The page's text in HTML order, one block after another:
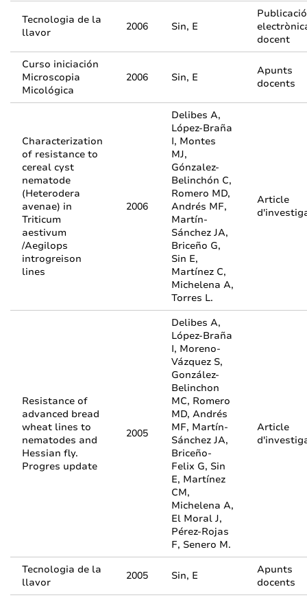
Tecnologia de la
llavor
2006 Sin, E
Publicació
docent
Curso iniciación
Microscopia
Micológica
2006 Sin, E
Apunts
docents
Characterization
of resistance to
cereal cyst
nematode
(Heterodera
avenae) in
Triticum
aestivum
/Aegilops
introgreison
lines
2006
Delibes A,
López-Braña
I, Montes
MJ,
Gónzalez-
Belinchón C,
Romero MD,
Andrés MF,
Martín-
Sánchez JA,
Briceño G,
Sin E,
Martínez C,
Michelena A,
Torres L.
Article
Resistance of
advanced bread
wheat lines to
nematodes and
Hessian fly.
Progres update
2005
Delibes A,
López-Braña
I, Moreno-
Vázquez S,
González-
Belinchon
MC, Romero
MD, Andrés
MF, Martín-
Sánchez JA,
Briceño-
Felix G, Sin
E, Martínez
CM,
Michelena A,
El Moral J,
Pérez-Rojas
F, Senero M.
Article
Tecnologia de la
llavor
2005 Sin, E
Apunts
docents